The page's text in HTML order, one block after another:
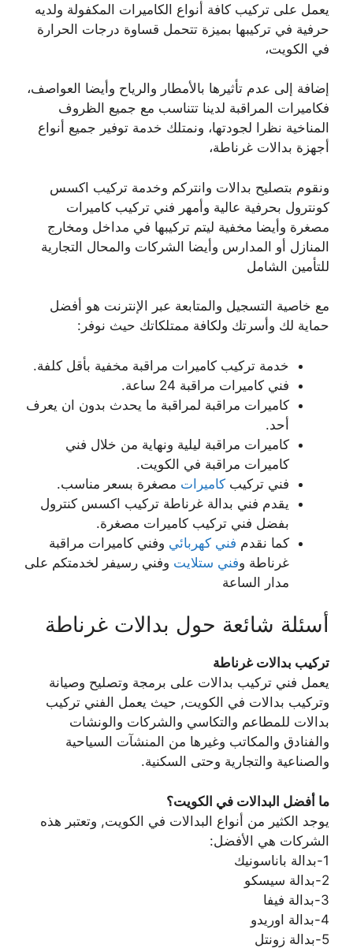
يعمل على تركيب كافة أنواع الكاميرات المكفولة ولديه
حرفية في تركيبها بميزة تتحمل قساوة درجات الحرارة
في الكويت،
إضافة إلى عدم تأثيرها بالأمطار والرياح وأيضا العواصف،
فكاميرات المراقبة لدينا تتناسب مع جميع الظروف
المناخية نظرا لجودتها، ونمتلك خدمة توفير جميع أنواع
أجهزة بدالات غرناطة،
ونقوم بتصليح بدالات وانتركم وخدمة تركيب اكسس
كونترول بحرفية عالية وأمهر فني تركيب كاميرات
مصغرة وأيضا مخفية ليتم تركيبها في مداخل ومخارج
المنازل أو المدارس وأيضا الشركات والمحال التجارية
للتأمين الشامل
مع خاصية التسجيل والمتابعة عبر الإنترنت هو أفضل
حماية لك وأسرتك ولكافة ممتلكاتك حيث نوفر:
خدمة تركيب كاميرات مراقبة مخفية بأقل كلفة.
فني كاميرات مراقبة 24 ساعة.
كاميرات مراقبة لمراقبة ما يحدث بدون ان يعرف
أحد.
كاميرات مراقبة ليلية ونهاية من خلال فني
كاميرات مراقبة في الكويت.
فني تركيب كاميرات مصغرة بسعر مناسب.
يقدم فني بدالة غرناطة تركيب اكسس كنترول
بفضل فني تركيب كاميرات مصغرة.
كما نقدم فني كهربائي وفني كاميرات مراقبة
غرناطة وفني ستلايت وفني رسيفر لخدمتكم على
مدار الساعة
أسئلة شائعة حول بدالات غرناطة
تركيب بدالات غرناطة
يعمل فني تركيب بدالات على برمجة وتصليح وصيانة
وتركيب بدالات في الكويت, حيث يعمل الفني تركيب
بدالات للمطاعم والتكاسي والشركات والونشات
والفنادق والمكاتب وغيرها من المنشآت السياحية
والصناعية والتجارية وحتى السكنية.
ما أفضل البدالات في الكويت؟
يوجد الكثير من أنواع البدالات في الكويت, وتعتبر هذه
الشركات هي الأفضل:
1-بدالة باناسونيك
2-بدالة سيسكو
3-بدالة فيفا
4-بدالة اوريدو
5-بدالة زونتل